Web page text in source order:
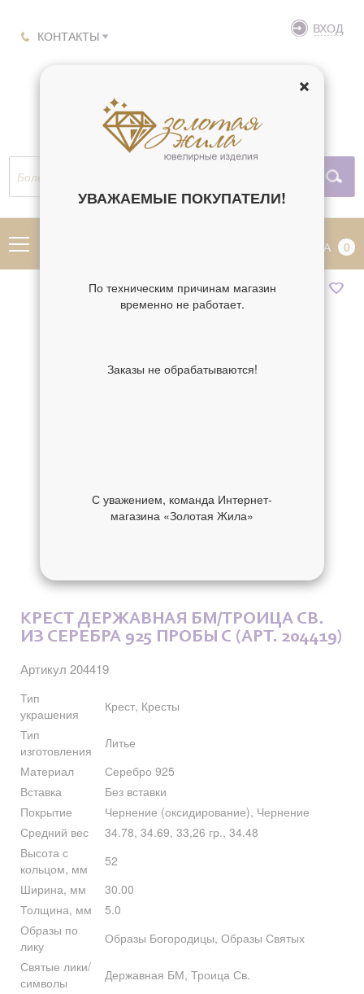
КОНТАКТЫ ВХОД
КОРЗИНА 0
КРЕСТ ДЕРЖАВНАЯ БМ/ТРОИЦА СВ.
ИЗ СЕРЕБРА 925 ПРОБЫ С (АРТ. 204419)
Артикул 204419
Тип
украшения
Крест, Кресты
Тип
изготовления
Литье
Материал
Серебро 925
Вставка
Без вставки
Покрытие
Чернение (оксидирование), Чернение
Средний вес
34.78, 34.69, 33,26 гр., 34.48
Высота с
кольцом, мм
52
Ширина, мм
30.00
Толщина, мм
5.0
Образы по
лику
Образы Богородицы, Образы Святых
Святые лики/
символы
Державная БМ, Троица Св.
УВАЖАЕМЫЕ ПОКУПАТЕЛИ!
По техническим причинам магазин
временно не работает.
Заказы не обрабатываются!
С уважением, команда Интернет-
магазина «Золотая Жила»